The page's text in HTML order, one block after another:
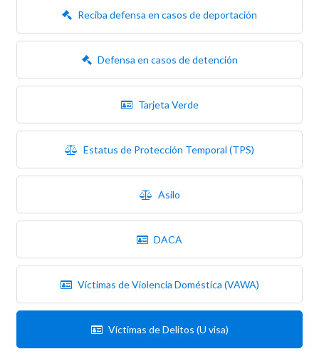
Reciba defensa en casos de deportación
Defensa en casos de detención
Tarjeta Verde
Estatus de Protección Temporal (TPS)
Asilo
DACA
Víctimas de Violencia Doméstica (VAWA)
Víctimas de Delitos (U visa)